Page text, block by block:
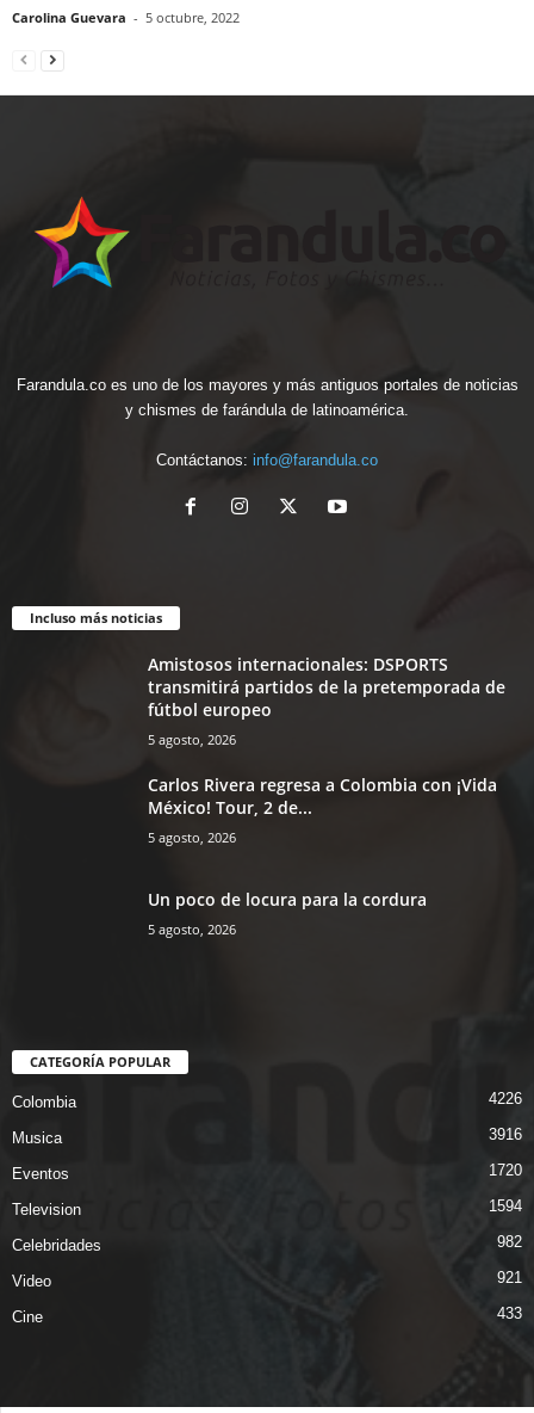
Carolina Guevara - 5 octubre, 2022
Farandula.co es uno de los mayores y más antiguos portales de noticias
y chismes de farándula de latinoamérica.
Contáctanos: info@farandula.co
Incluso más noticias
Amistosos internacionales: DSPORTS
transmitirá partidos de la pretemporada de
fútbol europeo
5 agosto, 2026
Carlos Rivera regresa a Colombia con ¡Vida
México! Tour, 2 de...
5 agosto, 2026
Un poco de locura para la cordura
5 agosto, 2026
CATEGORÍA POPULAR
Colombia 4226
Musica 3916
Eventos 1720
Television 1594
Celebridades 982
Video 921
Cine 433